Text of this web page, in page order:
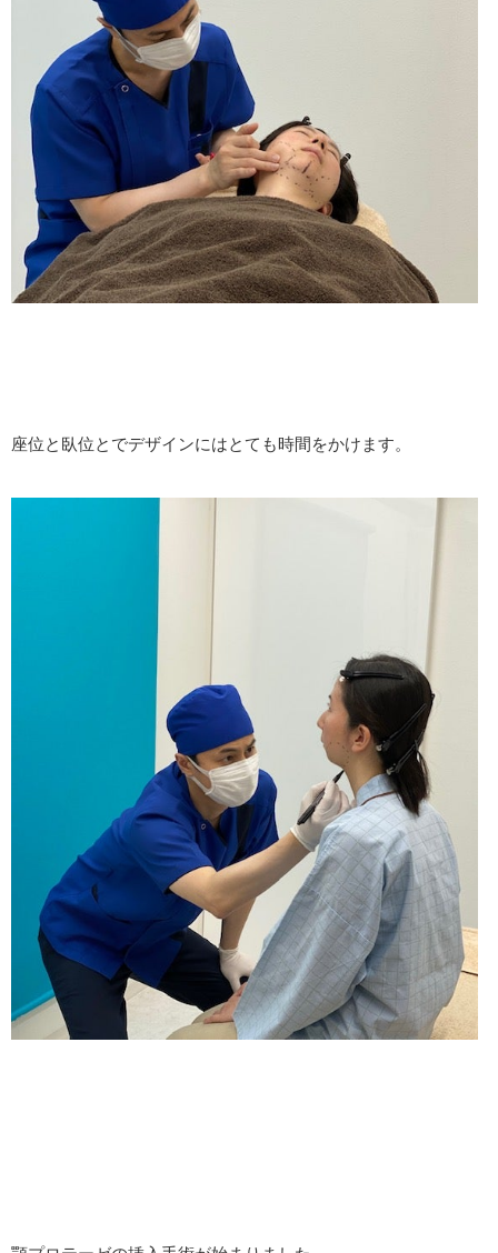
座位と臥位とでデザインにはとても時間をかけます。